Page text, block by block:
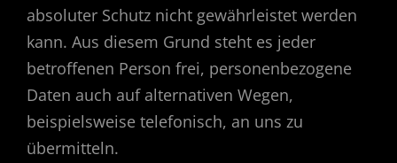
absoluter Schutz nicht gewährleistet werden
kann. Aus diesem Grund steht es jeder
betroffenen Person frei, personenbezogene
Daten auch auf alternativen Wegen,
beispielsweise telefonisch, an uns zu
übermitteln.